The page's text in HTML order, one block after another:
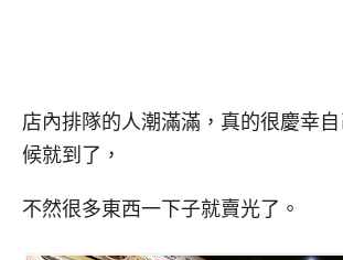
店內排隊的人潮滿滿，真的很慶幸
候就到了，
不然很多東西一下子就賣光了。